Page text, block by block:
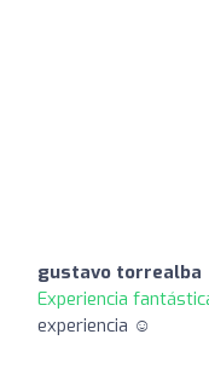
gustavo torrealba
Experiencia
experiencia ☺️